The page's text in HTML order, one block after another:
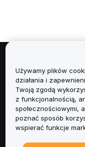
Informacje
Usługi
Obsługa
Używamy plików
działania i
Twoją zgodą
z funkcjonalnością,
społecznościowymi,
poznać sposób
wspierać funkcje